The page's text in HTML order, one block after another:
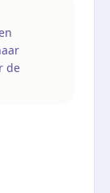
de